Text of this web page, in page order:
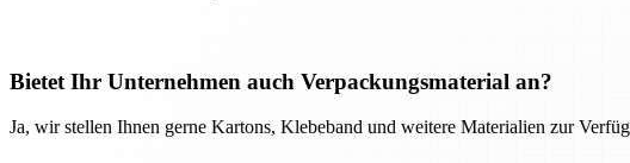
Bietet Ihr Unternehmen auch Verpackungsmaterial an?
Ja, wir stellen Ihnen gerne Kartons, Klebeband und weitere Materialien zur